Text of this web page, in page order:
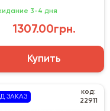
3-4 дня
1307.00грн.
Купить
ЗАКАЗ
код:
22911